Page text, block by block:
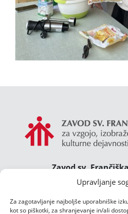
Upravljanje
Za zagotavljanje najboljše uporabniške
kot so piškotki, za shranjevanje in/ali
Zavod sv.
Gimnazija Želimlje ° Dom
Želimlje 46, 1291